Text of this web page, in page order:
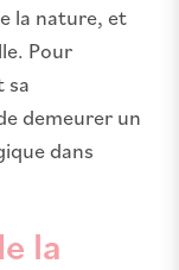
la nature, et
Pour
sa
demeurer un
dans
la